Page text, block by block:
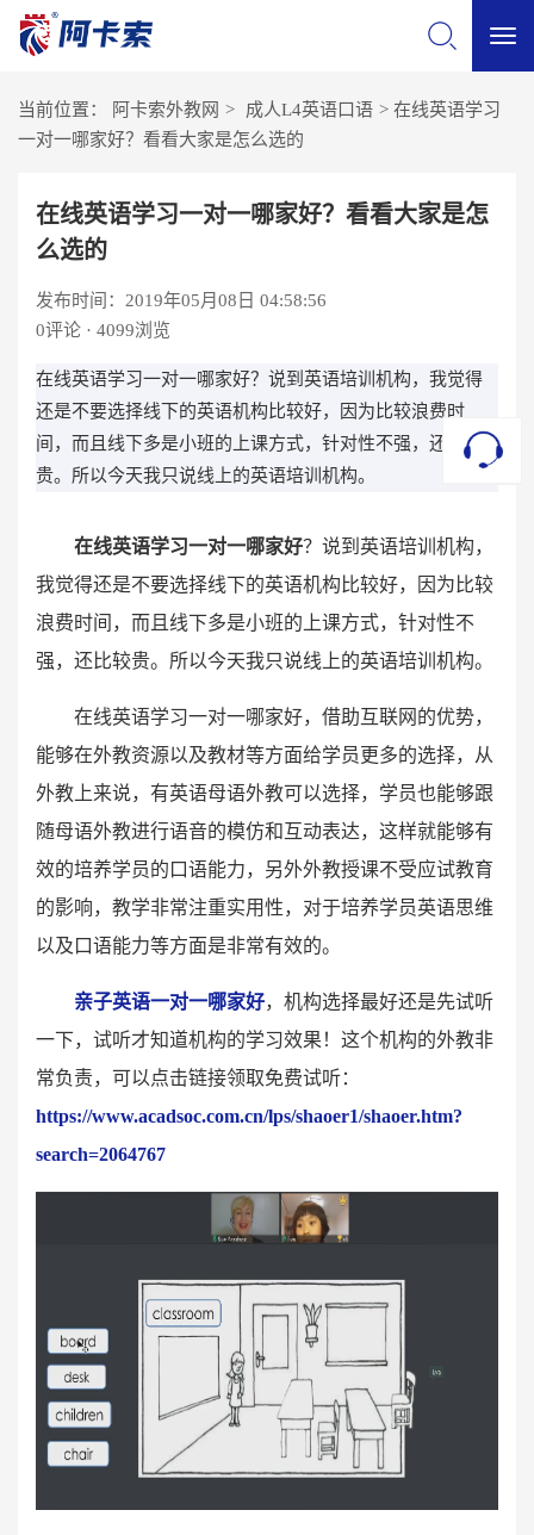
当前位置： 阿卡索外教网 > 成人L4英语口语 > 在线英语学习
一对一哪家好？看看大家是怎么选的
在线英语学习一对一哪家好？看看大家是怎
么选的
发布时间：2019年05月08日 04:58:56
0评论 · 4099浏览
在线英语学习一对一哪家好？说到英语培训机构，我觉得
还是不要选择线下的英语机构比较好，因为比较浪费时
间，而且线下多是小班的上课方式，针对性不强，还比较
贵。所以今天我只说线上的英语培训机构。
在线英语学习一对一哪家好？说到英语培训机构，
我觉得还是不要选择线下的英语机构比较好，因为比较
浪费时间，而且线下多是小班的上课方式，针对性不
强，还比较贵。所以今天我只说线上的英语培训机构。
在线英语学习一对一哪家好，借助互联网的优势，
能够在外教资源以及教材等方面给学员更多的选择，从
外教上来说，有英语母语外教可以选择，学员也能够跟
随母语外教进行语音的模仿和互动表达，这样就能够有
效的培养学员的口语能力，另外外教授课不受应试教育
的影响，教学非常注重实用性，对于培养学员英语思维
以及口语能力等方面是非常有效的。
亲子英语一对一哪家好，机构选择最好还是先试听
一下，试听才知道机构的学习效果！这个机构的外教非
常负责，可以点击链接领取免费试听：
https://www.acadsoc.com.cn/lps/shaoer1/shaoer.htm?
search=2064767